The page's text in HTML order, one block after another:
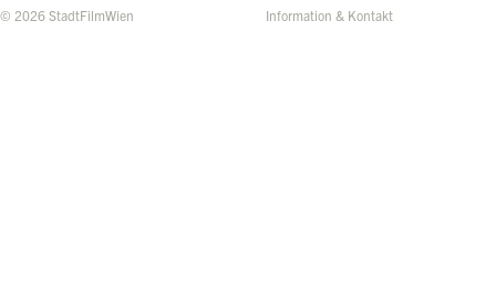
© 2026 StadtFilmWien Information & Kontakt